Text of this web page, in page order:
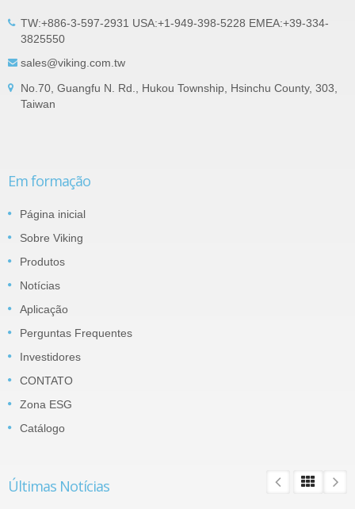
TW:+886-3-597-2931 USA:+1-949-398-5228 EMEA:+39-334-
3825550
sales@viking.com.tw
No.70, Guangfu N. Rd., Hukou Township, Hsinchu County, 303,
Taiwan
Em formação
Página inicial
Sobre Viking
Produtos
Notícias
Aplicação
Perguntas Frequentes
Investidores
CONTATO
Zona ESG
Catálogo
Últimas Notícias